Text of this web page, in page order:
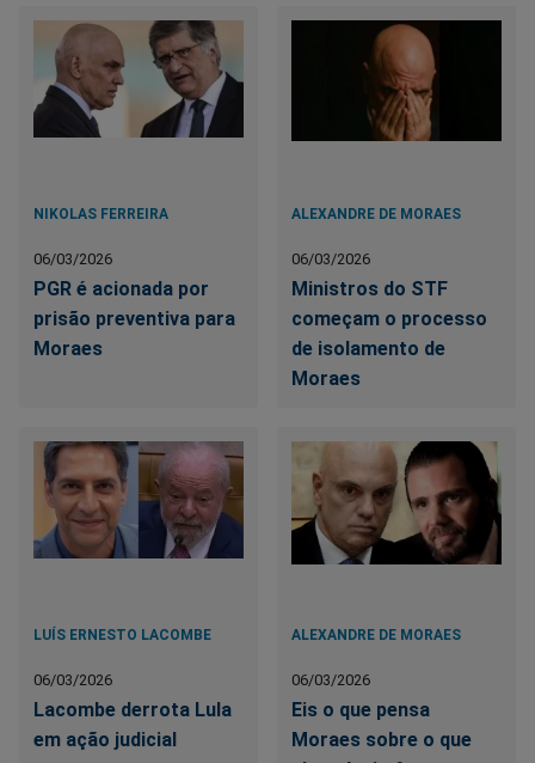
NIKOLAS FERREIRA
06/03/2026
PGR é acionada por
prisão preventiva para
Moraes
ALEXANDRE DE MORAES
06/03/2026
Ministros do STF
começam o processo
de isolamento de
Moraes
LUÍS ERNESTO LACOMBE
06/03/2026
Lacombe derrota Lula
em ação judicial
ALEXANDRE DE MORAES
06/03/2026
Eis o que pensa
Moraes sobre o que